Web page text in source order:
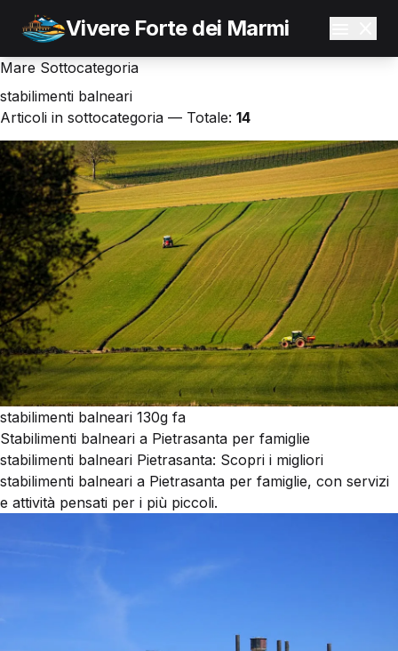
Vivere Forte dei Marmi
Mare Sottocategoria
stabilimenti balneari
Articoli in sottocategoria — Totale: 14
stabilimenti balneari 130g fa
Stabilimenti balneari a Pietrasanta per famiglie
stabilimenti balneari Pietrasanta: Scopri i migliori
stabilimenti balneari a Pietrasanta per famiglie, con servizi
e attività pensati per i più piccoli.